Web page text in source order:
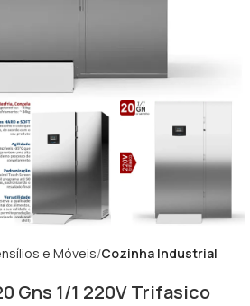
e Móveis Cozinha Industrial
Gns 1/1 220V Trifasico